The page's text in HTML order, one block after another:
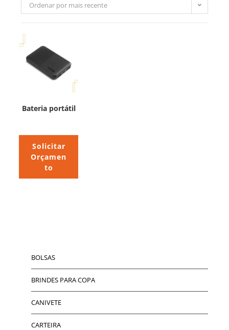
Ordenar por mais recente
Bateria portátil
Solicitar
Orçamen
to
BOLSAS
BRINDES PARA COPA
CANIVETE
CARTEIRA